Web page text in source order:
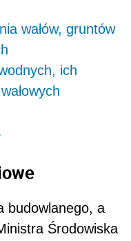
wałów, gruntów
ich
budowlanego, a
Środowiska